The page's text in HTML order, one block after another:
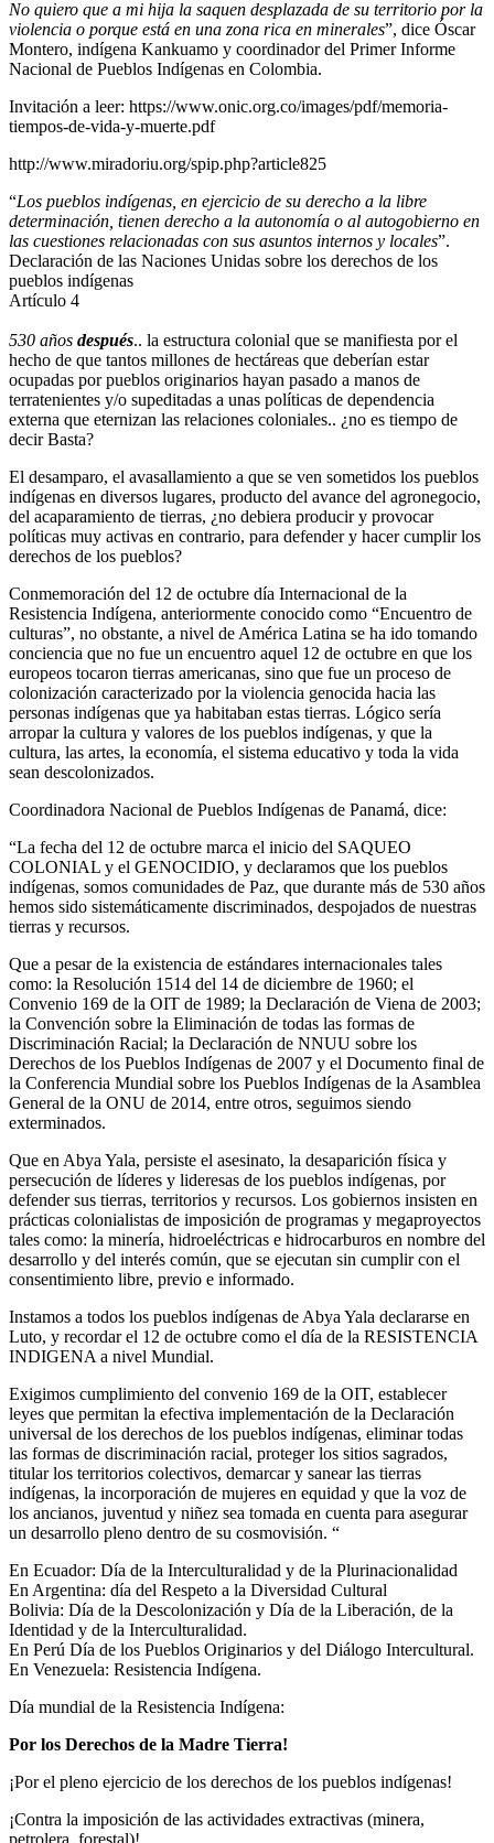
No quiero que a mi hija la saquen desplazada de su territorio por la
violencia o porque está en una zona rica en minerales”, dice Óscar
Montero, indígena Kankuamo y coordinador del Primer Informe
Nacional de Pueblos Indígenas en Colombia.
Invitación a leer: https://www.onic.org.co/images/pdf/memoria-
tiempos-de-vida-y-muerte.pdf
http://www.miradoriu.org/spip.php?article825
“Los pueblos indígenas, en ejercicio de su derecho a la libre
determinación, tienen derecho a la autonomía o al autogobierno en
las cuestiones relacionadas con sus asuntos internos y locales”.
Declaración de las Naciones Unidas sobre los derechos de los
pueblos indígenas
Artículo 4
530 años después.. la estructura colonial que se manifiesta por el
hecho de que tantos millones de hectáreas que deberían estar
ocupadas por pueblos originarios hayan pasado a manos de
terratenientes y/o supeditadas a unas políticas de dependencia
externa que eternizan las relaciones coloniales.. ¿no es tiempo de
decir Basta?
El desamparo, el avasallamiento a que se ven sometidos los pueblos
indígenas en diversos lugares, producto del avance del agronegocio,
del acaparamiento de tierras, ¿no debiera producir y provocar
políticas muy activas en contrario, para defender y hacer cumplir los
derechos de los pueblos?
Conmemoración del 12 de octubre día Internacional de la
Resistencia Indígena, anteriormente conocido como “Encuentro de
culturas”, no obstante, a nivel de América Latina se ha ido tomando
conciencia que no fue un encuentro aquel 12 de octubre en que los
europeos tocaron tierras americanas, sino que fue un proceso de
colonización caracterizado por la violencia genocida hacia las
personas indígenas que ya habitaban estas tierras. Lógico sería
arropar la cultura y valores de los pueblos indígenas, y que la
cultura, las artes, la economía, el sistema educativo y toda la vida
sean descolonizados.
Coordinadora Nacional de Pueblos Indígenas de Panamá, dice:
“La fecha del 12 de octubre marca el inicio del SAQUEO
COLONIAL y el GENOCIDIO, y declaramos que los pueblos
indígenas, somos comunidades de Paz, que durante más de 530 años
hemos sido sistemáticamente discriminados, despojados de nuestras
tierras y recursos.
Que a pesar de la existencia de estándares internacionales tales
como: la Resolución 1514 del 14 de diciembre de 1960; el
Convenio 169 de la OIT de 1989; la Declaración de Viena de 2003;
la Convención sobre la Eliminación de todas las formas de
Discriminación Racial; la Declaración de NNUU sobre los
Derechos de los Pueblos Indígenas de 2007 y el Documento final de
la Conferencia Mundial sobre los Pueblos Indígenas de la Asamblea
General de la ONU de 2014, entre otros, seguimos siendo
exterminados.
Que en Abya Yala, persiste el asesinato, la desaparición física y
persecución de líderes y lideresas de los pueblos indígenas, por
defender sus tierras, territorios y recursos. Los gobiernos insisten en
prácticas colonialistas de imposición de programas y megaproyectos
tales como: la minería, hidroeléctricas e hidrocarburos en nombre del
desarrollo y del interés común, que se ejecutan sin cumplir con el
consentimiento libre, previo e informado.
Instamos a todos los pueblos indígenas de Abya Yala declararse en
Luto, y recordar el 12 de octubre como el día de la RESISTENCIA
INDIGENA a nivel Mundial.
Exigimos cumplimiento del convenio 169 de la OIT, establecer
leyes que permitan la efectiva implementación de la Declaración
universal de los derechos de los pueblos indígenas, eliminar todas
las formas de discriminación racial, proteger los sitios sagrados,
titular los territorios colectivos, demarcar y sanear las tierras
indígenas, la incorporación de mujeres en equidad y que la voz de
los ancianos, juventud y niñez sea tomada en cuenta para asegurar
un desarrollo pleno dentro de su cosmovisión. “
En Ecuador: Día de la Interculturalidad y de la Plurinacionalidad
En Argentina: día del Respeto a la Diversidad Cultural
Bolivia: Día de la Descolonización y Día de la Liberación, de la
Identidad y de la Interculturalidad.
En Perú Día de los Pueblos Originarios y del Diálogo Intercultural.
En Venezuela: Resistencia Indígena.
Día mundial de la Resistencia Indígena:
Por los Derechos de la Madre Tierra!
¡Por el pleno ejercicio de los derechos de los pueblos indígenas!
¡Contra la imposición de las actividades extractivas (minera,
petrolera, forestal)!